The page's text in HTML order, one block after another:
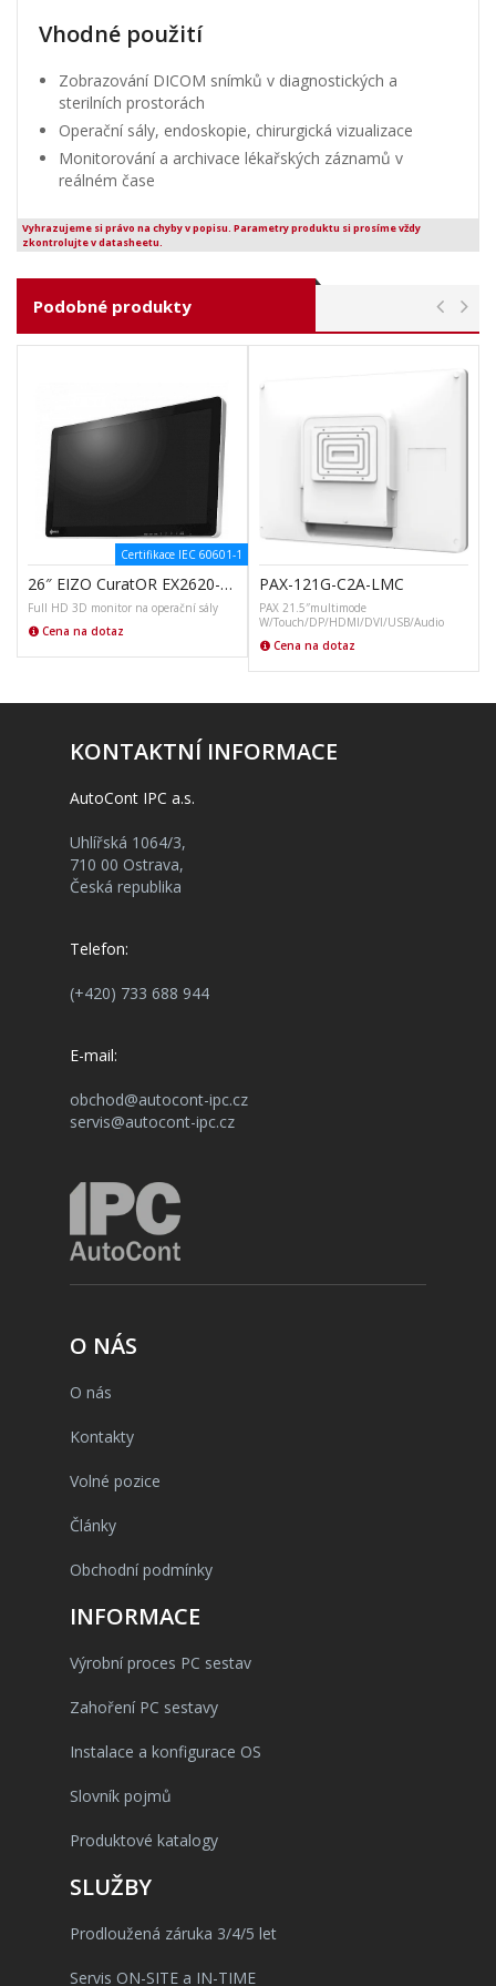
Vhodné použití
Zobrazování DICOM snímků v diagnostických a
sterilních prostorách
Operační sály, endoskopie, chirurgická vizualizace
Monitorování a archivace lékařských záznamů v
reálném čase
Vyhrazujeme si právo na chyby v popisu. Parametry produktu si prosíme vždy
zkontrolujte v datasheetu.
Podobné produkty
Certifikace IEC 60601-1
26″ EIZO CuratOR EX2620-3D
Full HD 3D monitor na operační sály
Cena na dotaz
PAX-121G-C2A-LMC
PAX 21.5″multimode
W/Touch/DP/HDMI/DVI/USB/Audio
Cena na dotaz
KONTAKTNÍ INFORMACE
AutoCont IPC a.s.
Uhlířská 1064/3,
710 00 Ostrava,
Česká republika
Telefon:
(+420) 733 688 944
E-mail:
obchod@autocont-ipc.cz
servis@autocont-ipc.cz
O NÁS
O nás
Kontakty
Volné pozice
Články
Obchodní podmínky
INFORMACE
Výrobní proces PC sestav
Zahoření PC sestavy
Instalace a konfigurace OS
Slovník pojmů
Produktové katalogy
SLUŽBY
Prodloužená záruka 3/4/5 let
Servis ON-SITE a IN-TIME